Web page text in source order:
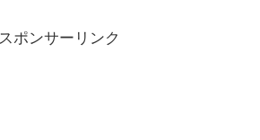
スポンサーリンク